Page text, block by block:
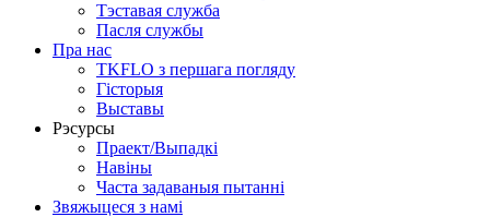
Тэставая служба
Пасля службы
Пра нас
TKFLO з першага погляду
Гісторыя
Выставы
Рэсурсы
Праект/Выпадкі
Навіны
Часта задаваныя пытанні
Звяжыцеся з намі